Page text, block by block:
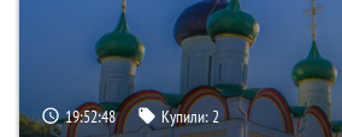
19:52:47 Купили:2